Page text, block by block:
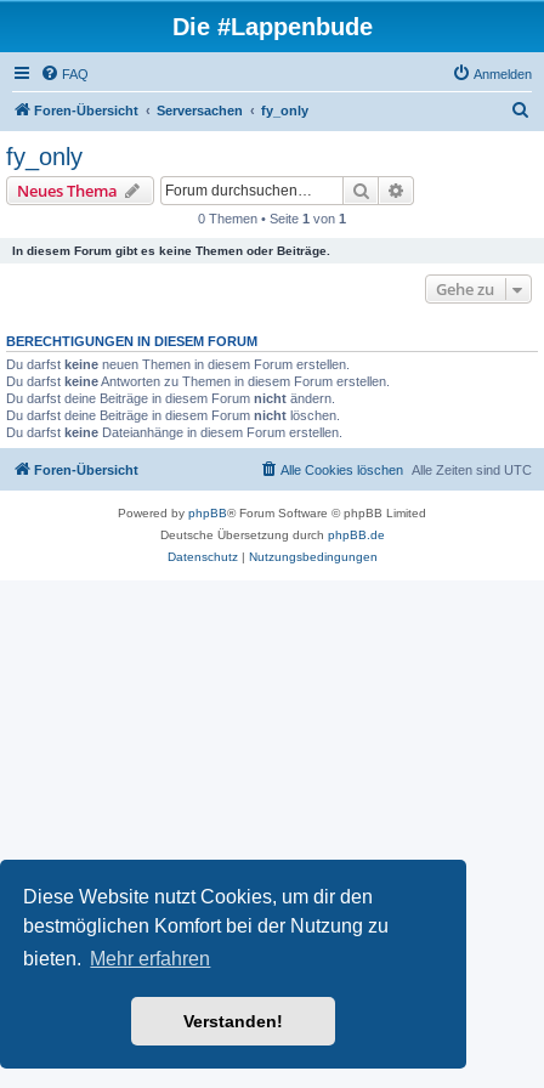
Diese Website nutzt Cookies, um dir den
bestmöglichen Komfort bei der Nutzung zu
bieten. Mehr erfahren
Verstanden!
Die #Lappenbude
FAQ Anmelden
Foren-Übersicht Serversachen fy_only
fy_only
Neues Thema Suche
0 Themen • Seite 1 von 1
In diesem Forum gibt es keine Themen oder Beiträge.
Gehe zu
BERECHTIGUNGEN IN DIESEM FORUM
Du darfst keine neuen Themen in diesem Forum erstellen.
Du darfst keineAntworten zu Themen in diesem Forum erstellen.
Du darfst deine Beiträge in diesem Forum nicht ändern.
Du darfst deine Beiträge in diesem Forum nicht löschen.
Du darfst keine Dateianhänge in diesem Forum erstellen.
Foren-Übersicht Alle Zeiten sind UTC
Alle Cookies löschen
Powered by phpBB® Forum Software © phpBB Limited
Deutsche Übersetzung durch phpBB.de
Datenschutz| Nutzungsbedingungen